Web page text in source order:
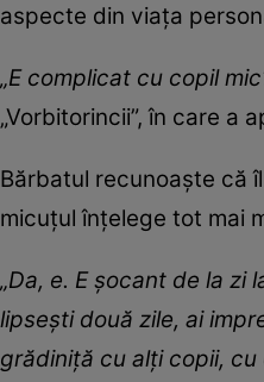
aspecte din viața
„E complicat cu copil
„Vorbitorincii”, în care a
Bărbatul recunoaște că
micuțul înțelege tot mai
„Da, e. E șocant de la
lipsești două zile, ai
grădiniță cu alți copii,